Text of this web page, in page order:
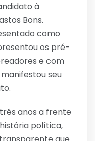
à
Bons.
como
os pré-
e com
seu
anos a frente
política,